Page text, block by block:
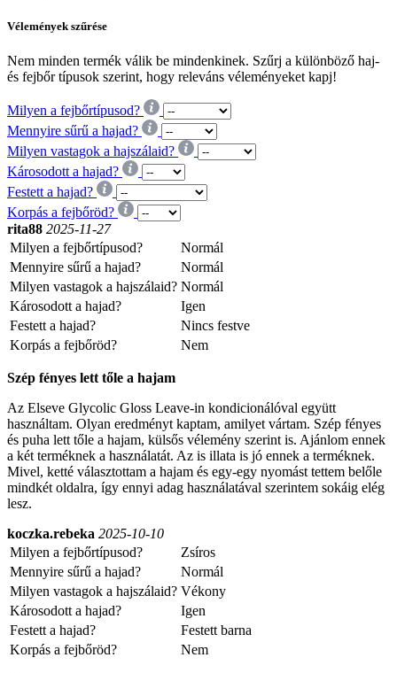
Vélemények szűrése
Nem minden termék válik be mindenkinek. Szűrj a különböző haj-
és fejbőr típusok szerint, hogy releváns véleményeket kapj!
Milyen a fejbőrtípusod?
Mennyire sűrű a hajad?
Milyen vastagok a hajszálaid?
Károsodott a hajad?
Festett a hajad?
Korpás a fejbőröd?
rita88 2025-11-27
Milyen a fejbőrtípusod?
Normál
Mennyire sűrű a hajad?
Normál
Milyen vastagok a hajszálaid? Normál
Károsodott a hajad?
Igen
Festett a hajad?
Nincs festve
Korpás a fejbőröd?
Nem
Szép fényes lett tőle a hajam
Az Elseve Glycolic Gloss Leave-in kondicionálóval együtt
használtam. Olyan eredményt kaptam, amilyet vártam. Szép fényes
és puha lett tőle a hajam, külsős vélemény szerint is. Ajánlom ennek
a két terméknek a használatát. Az is illata is jó ennek a terméknek.
Mivel, ketté választottam a hajam és egy-egy nyomást tettem belőle
mindkét oldalra, így ennyi adag használatával szerintem sokáig elég
lesz.
koczka.rebeka 2025-10-10
Milyen a fejbőrtípusod?
Zsíros
Mennyire sűrű a hajad?
Normál
Milyen vastagok a hajszálaid? Vékony
Károsodott a hajad?
Igen
Festett a hajad?
Festett barna
Korpás a fejbőröd?
Nem